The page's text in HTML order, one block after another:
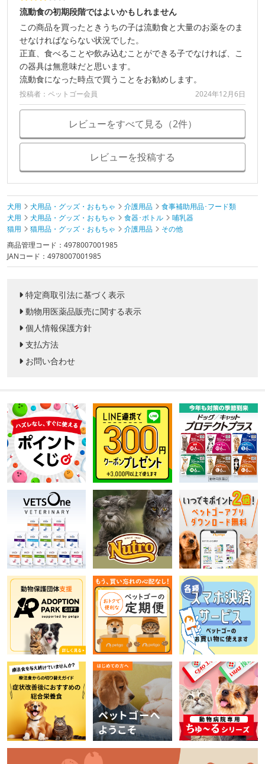
流動食の初期段階ではよいかもしれません
この商品を買ったときうちの子は流動食と大量のお薬をのま
せなければならない状況でした。
正直、食べることや飲み込むことができる子でなければ、こ
の器具は無意味だと思います。
流動食になった時点で買うことをお勧めします。
投稿者：ペットゴー会員 2024年12月6日
レビューをすべて見る（2件）
レビューを投稿する
犬用 犬用品・グッズ・おもちゃ 介護用品
食事補助用品･フード類
犬用
犬用品・グッズ・おもちゃ 食器･ボトル
哺乳器
猫用
猫用品・グッズ・おもちゃ 介護用品
その他
商品管理コード：4978007001985
JANコード：4978007001985
特定商取引法に基づく表示
動物用医薬品販売に関する表示
個人情報保護方針
支払方法
お問い合わせ